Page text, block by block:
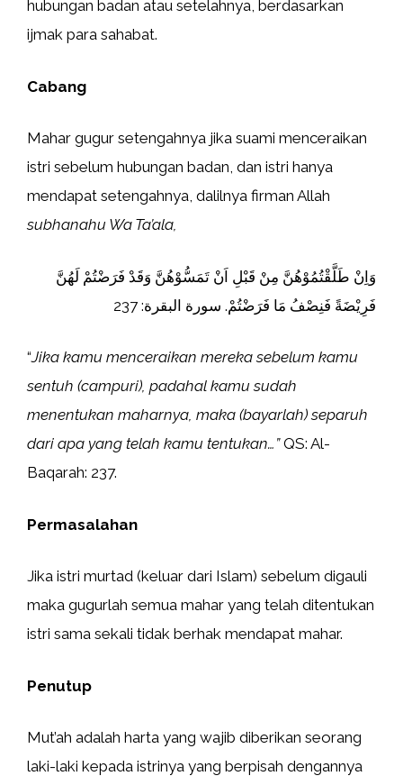
hubungan badan atau setelahnya, berdasarkan
ijmak para sahabat.
Cabang
Mahar gugur setengahnya jika suami menceraikan
istri sebelum hubungan badan, dan istri hanya
mendapat setengahnya, dalilnya firman Allah
subhanahu Wa Ta’ala,
وَاِنْ طَلَّقْتُمُوْهُنَّ مِنْ قَبْلِ اَنْ تَمَسُّوْهُنَّ وَقَدْ فَرَضْتُمْ لَهُنَّ
فَرِيْضَةً فَنِصْفُ مَا فَرَضْتُمْ. سورة البقرة: 237
“Jika kamu menceraikan mereka sebelum kamu
sentuh (campuri), padahal kamu sudah
menentukan maharnya, maka (bayarlah) separuh
dari apa yang telah kamu tentukan…”QS: Al-
Baqarah: 237.
Permasalahan
Jika istri murtad (keluar dari Islam) sebelum digauli
maka gugurlah semua mahar yang telah ditentukan
istri sama sekali tidak berhak mendapat mahar.
Penutup
Mut’ah adalah harta yang wajib diberikan seorang
laki-laki kepada istrinya yang berpisah dengannya